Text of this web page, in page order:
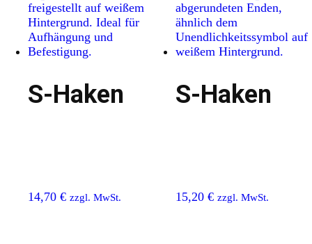
S-Haken
14,70 € zzgl. MwSt.
S-Haken
15,20€ zzgl. MwSt.